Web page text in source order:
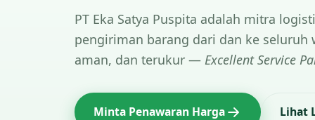
PT Eka Satya Puspita adalah mitra
pengiriman barang dari dan ke seluruh
aman, dan terukur — Excellent Service
Minta Penawaran Harga Lihat